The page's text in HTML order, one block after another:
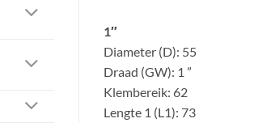
1″
Diameter (D): 55
Draad (GW): 1 ”
Klembereik: 62
Lengte 1 (L1): 73